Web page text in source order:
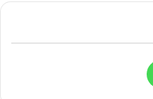
واتساب